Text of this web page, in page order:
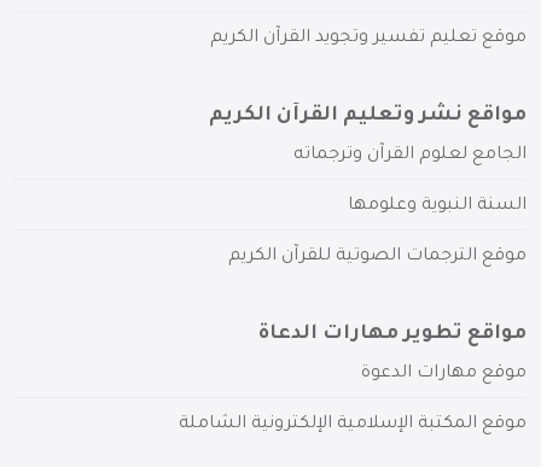
موقع تعليم تفسير وتجويد القرآن الكريم
مواقع نشر وتعليم القرآن الكريم
الجامع لعلوم القرآن وترجماته
السنة النبوية وعلومها
موقع الترجمات الصوتية للقرآن الكريم
مواقع تطوير مهارات الدعاة
موقع مهارات الدعوة
موقع المكتبة الإسلامية الإلكترونية الشاملة